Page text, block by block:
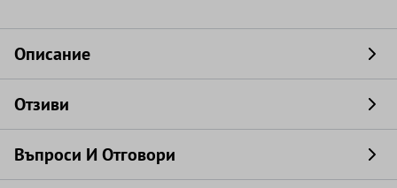
Описание
Отзиви
Въпроси И Отговори